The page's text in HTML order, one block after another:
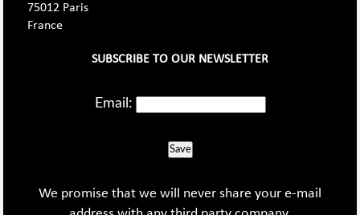
75012 Paris
France
SUBSCRIBE TO OUR NEWSLETTER
Email:
Save
We promise that we will never share your e-mail